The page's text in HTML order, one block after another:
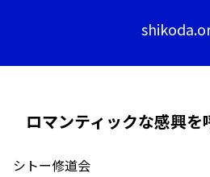
ロマンティックな感興を
シトー修道会